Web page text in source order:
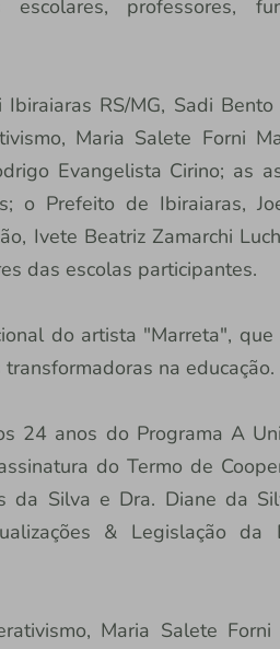
professores,
RS/MG, Sadi
Maria Salete Forni
Evangelista Cirino; as
o Prefeito de Ibiraiaras,
Ivete Beatriz Zamarchi
das escolas participantes.
do artista "Marreta",
na educação.
24 anos do Programa A
do Termo de
da Silva e Dra. Diane da
& Legislação da
Maria Salete Forni